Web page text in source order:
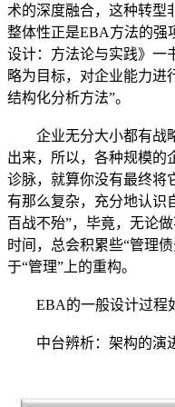
术的深度融合，这种转型
整体性正是EBA方法的强
设计：方法论与实践》一
略为目标，对企业能力进
结构化分析方法”。
企业无分大小都有战略
出来，所以，各种规模的
诊脉，就算你没有最终将
有那么复杂，充分地认识
百战不殆”，毕竟，无论
时间，总会积累些“管理
于“管理”上的重构。
EBA的一般设计过程如
中台辨析：架构的演